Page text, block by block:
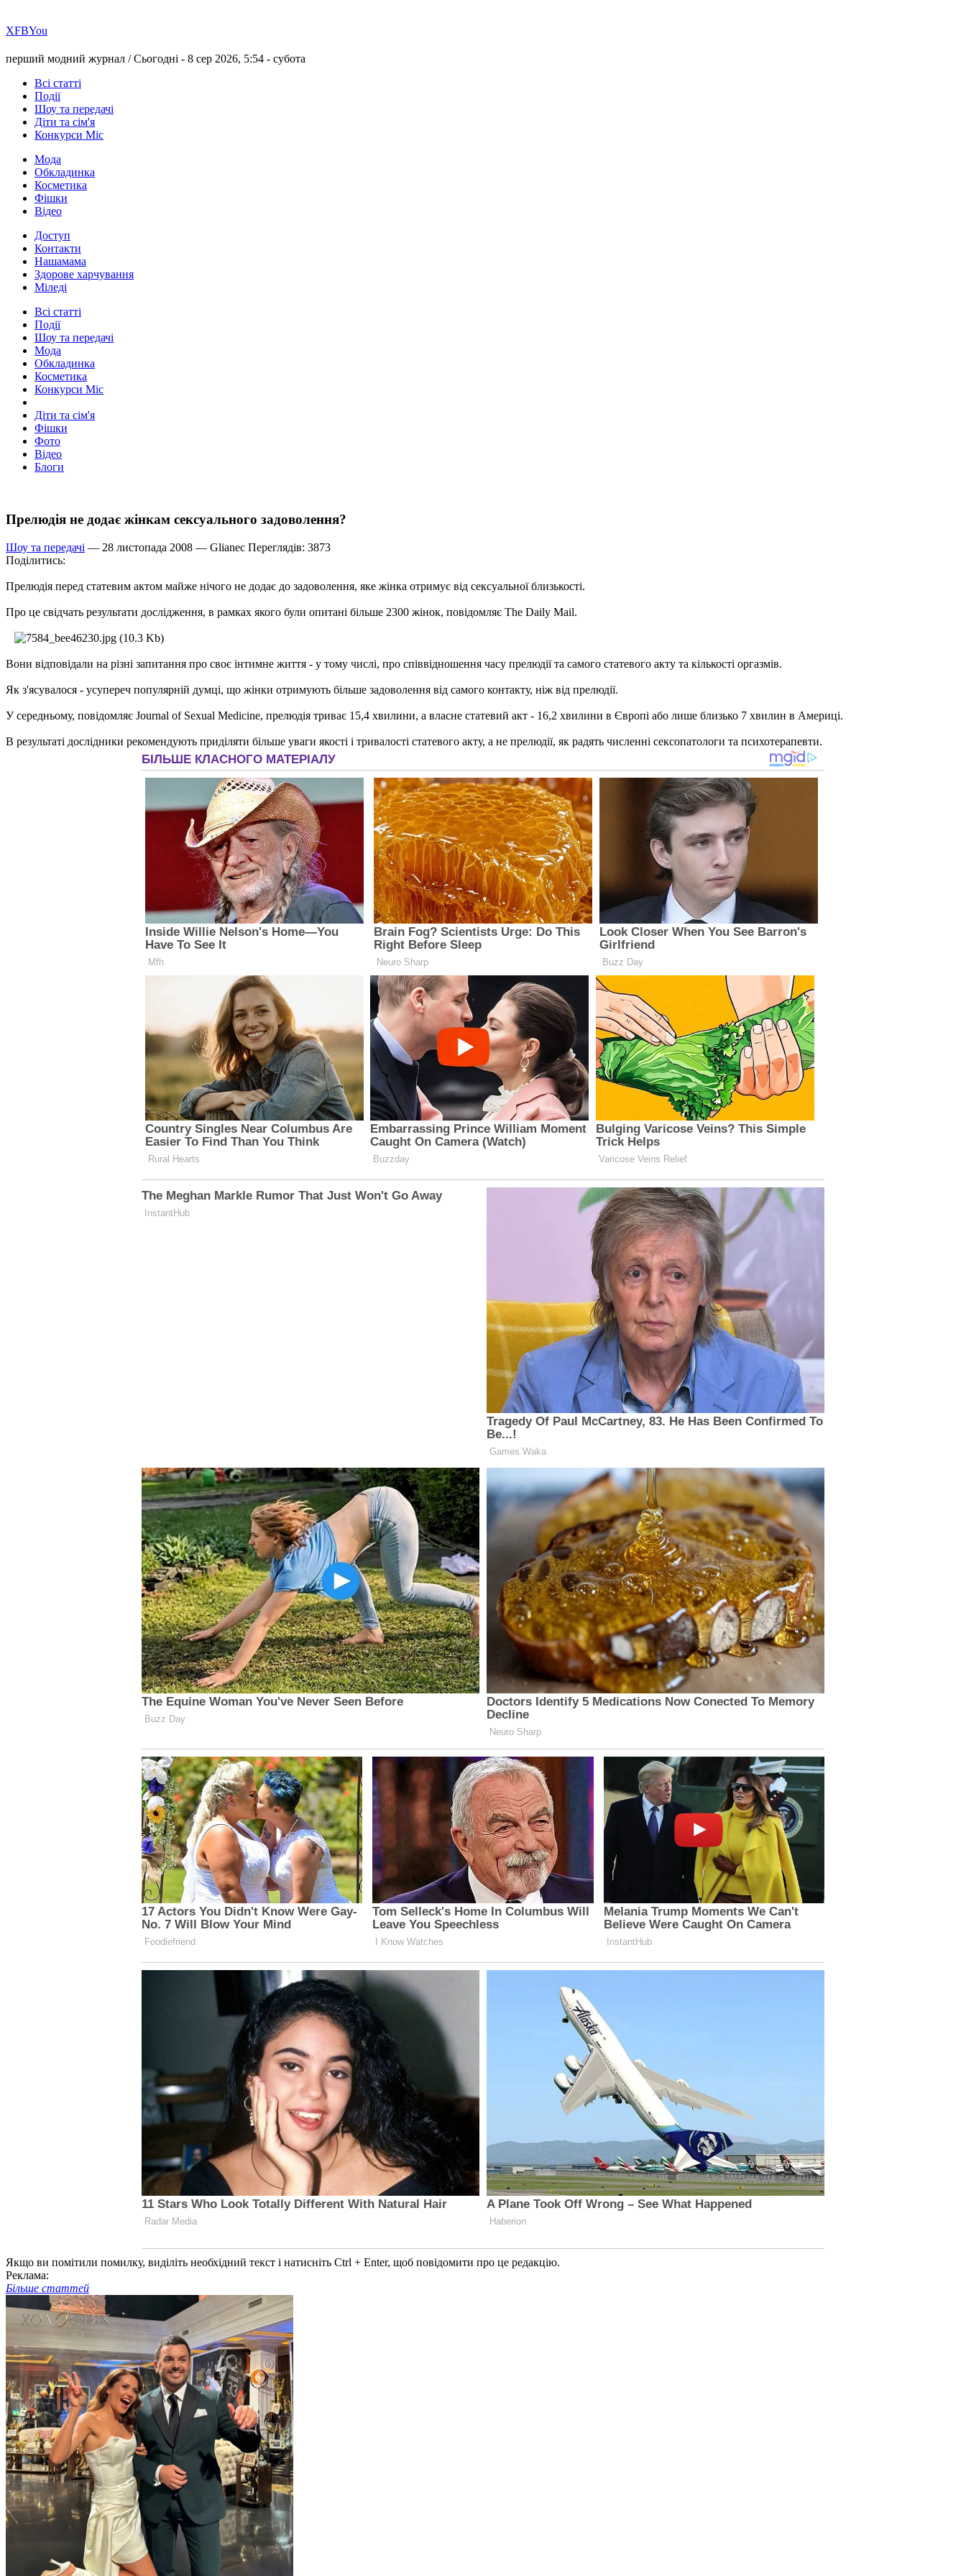
ХFBYou
перший модний журнал /Сьогодні - 8 сер 2026, 5:54 - субота
Всі статті
Події
Шоу та передачі
Діти та сім'я
Конкурси Міс
Мода
Обкладинка
Косметика
Фішки
Відео
Доступ
Контакти
Нашамама
Здорове харчування
Міледі
Всі статті
Події
Шоу та передачі
Мода
Обкладинка
Косметика
Конкурси Міс
Діти та сім'я
Фішки
Фото
Відео
Блоги
Прелюдія не додає жінкам сексуального задоволення?
Шоу та передачі — 28 листопада 2008 — Glianec Переглядів: 3873
Поділитись:
Прелюдія перед статевим актом майже нічого не додає до задоволення, яке жінка отримує від сексуальної близькості.
Про це свідчать результати дослідження, в рамках якого були опитані більше 2300 жінок, повідомляє The Daily Mail.
Вони відповідали на різні запитання про своє інтимне життя - у тому числі, про співвідношення часу прелюдії та самого статевого акту та кількості оргазмів.
Як з'ясувалося - усупереч популярній думці, що жінки отримують більше задоволення від самого контакту, ніж від прелюдії.
У середньому, повідомляє Journal of Sexual Medicine, прелюдія триває 15,4 хвилини, а власне статевий акт - 16,2 хвилини в Європі або лише близько 7 хвилин в Америці.
В результаті дослідники рекомендують приділяти більше уваги якості і тривалості статевого акту, а не прелюдії, як радять численні сексопатологи та психотерапевти.
Якщо ви помітили помилку, виділіть необхідний текст і натисніть Ctrl + Enter, щоб повідомити про це редакцію.
Реклама:
Більше статтей